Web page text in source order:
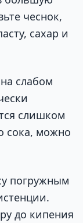
чеснок,
сахар и
слабом
слишком
сока, можно
погружным
до кипения